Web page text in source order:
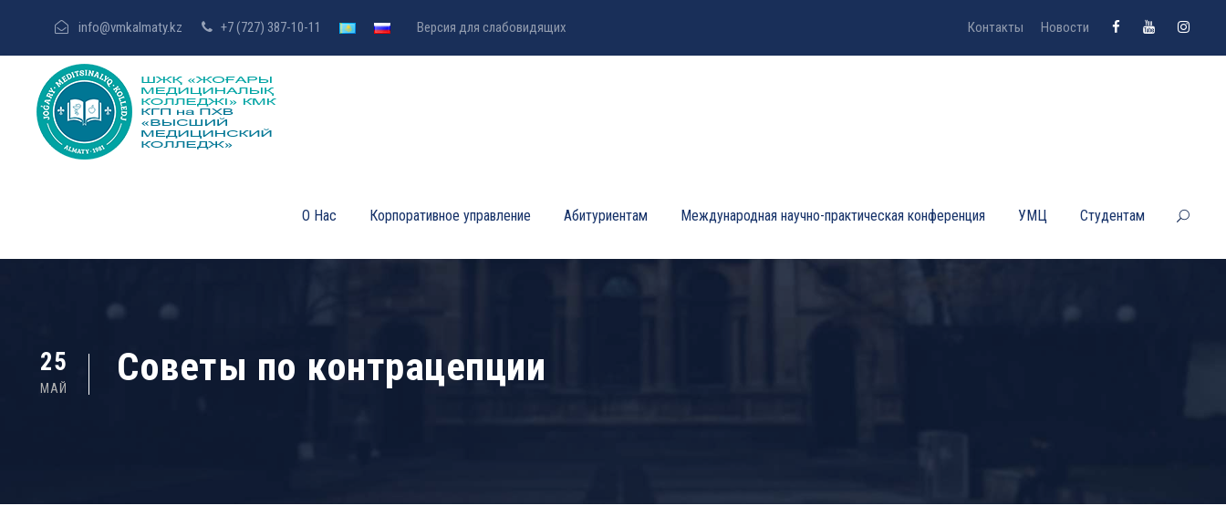
info@vmkalmaty.kz +7 (727) 387-10-11 Версия для слабовидящих Контакты Новости
О Нас Корпоративное управление Абитуриентам Международная научно-практическая конференция УМЦ Студентам
25
МАЙ Советы по контрацепции